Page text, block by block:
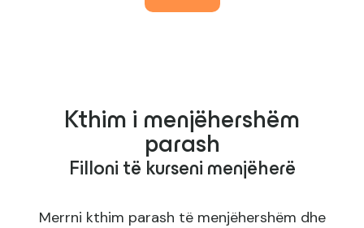
Kthim i menjëhershëm
parash
Filloni të kurseni menjëherë
Merrni kthim parash të menjëhershëm dhe